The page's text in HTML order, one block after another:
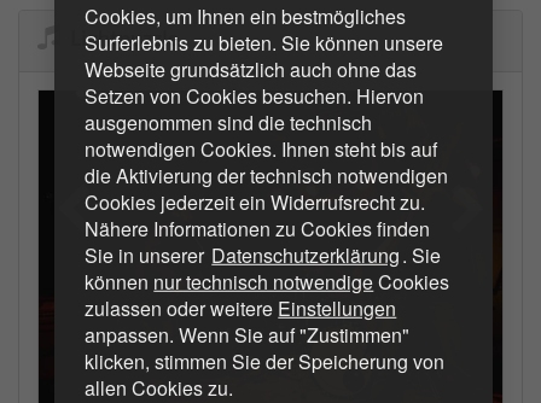
Cookies, um Ihnen ein bestmögliches
Surferlebnis zu bieten. Sie können unsere
Webseite grundsätzlich auch ohne das
Setzen von Cookies besuchen. Hiervon
ausgenommen sind die technisch
notwendigen Cookies. Ihnen steht bis auf
die Aktivierung der technisch notwendigen
Cookies jederzeit ein Widerrufsrecht zu.
Nähere Informationen zu Cookies finden
Sie in unserer Datenschutzerklärung. Sie
können nur technisch notwendigeCookies
zulassen oder weitere Einstellungen
anpassen. Wenn Sie auf "Zustimmen"
klicken, stimmen Sie der Speicherung von
allen Cookies zu.
Lightpuzzle